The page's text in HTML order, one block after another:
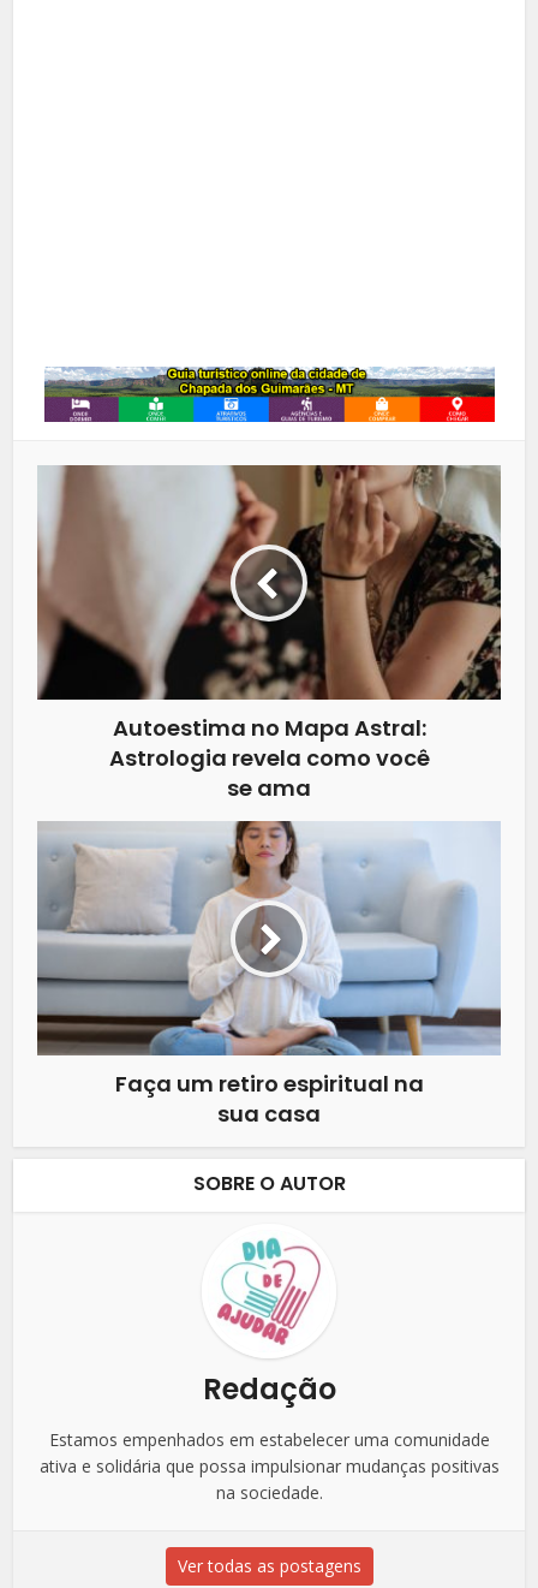
Autoestima no Mapa Astral:
Astrologia revela como você
se ama
Faça um retiro espiritual na
sua casa
SOBRE O AUTOR
Redação
Estamos empenhados em estabelecer uma comunidade
ativa e solidária que possa impulsionar mudanças positivas
na sociedade.
Ver todas as postagens